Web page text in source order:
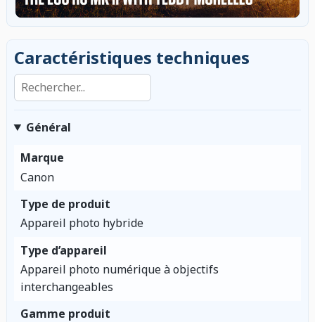
Caractéristiques techniques
Rechercher dans les caractéristiques
Général
Marque
Canon
Type de produit
Appareil photo hybride
Type d’appareil
Appareil photo numérique à objectifs
interchangeables
Gamme produit